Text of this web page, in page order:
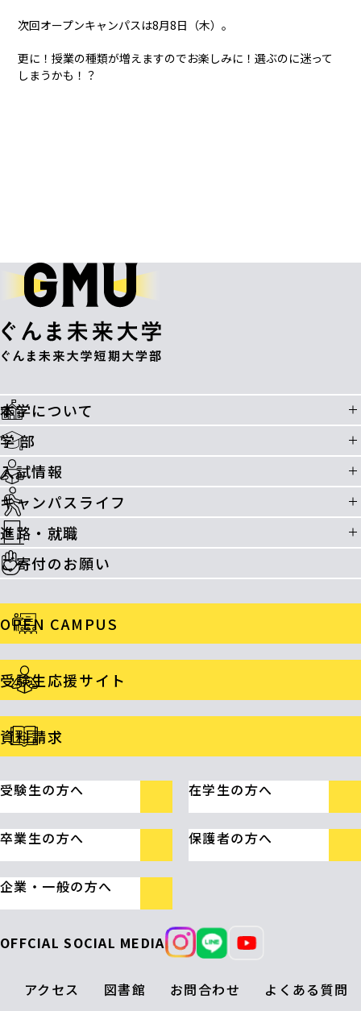
次回オープンキャンパスは8月8日（木）。
更に！授業の種類が増えますのでお楽しみに！選ぶのに迷って
しまうかも！？
本学について
学 部
入試情報
キャンパスライフ
進路・就職
ご寄付のお願い
OPEN CAMPUS
受験生応援サイト
資料請求
受験生の方へ 在学生の方へ
卒業生の方へ 保護者の方へ
企業・一般の方へ
OFFCIAL SOCIAL MEDIA
アクセス 図書館 お問合わせ よくある質問